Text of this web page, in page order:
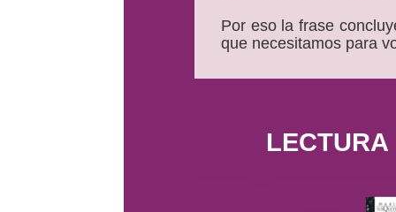
Por eso la frase
que necesitamos para